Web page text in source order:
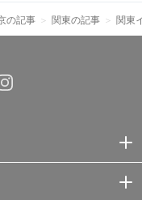
の記事 関東の記事 関東